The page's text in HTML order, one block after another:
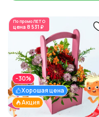
По промоЛЕТО
цена 8 531 ₽
Акция
Хорошая цена
-30%